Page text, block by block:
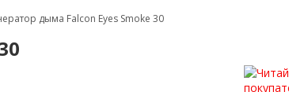
дыма Falcon Eyes Smoke 30